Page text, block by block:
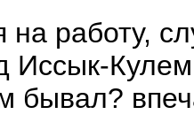
на работу,
Иссык-
бывал?